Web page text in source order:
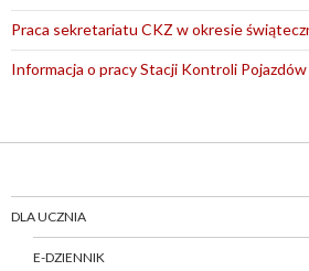
Praca sekretariatu CKZ w okresie
Informacja o pracy Stacji Kontroli
DLA UCZNIA
E-DZIENNIK